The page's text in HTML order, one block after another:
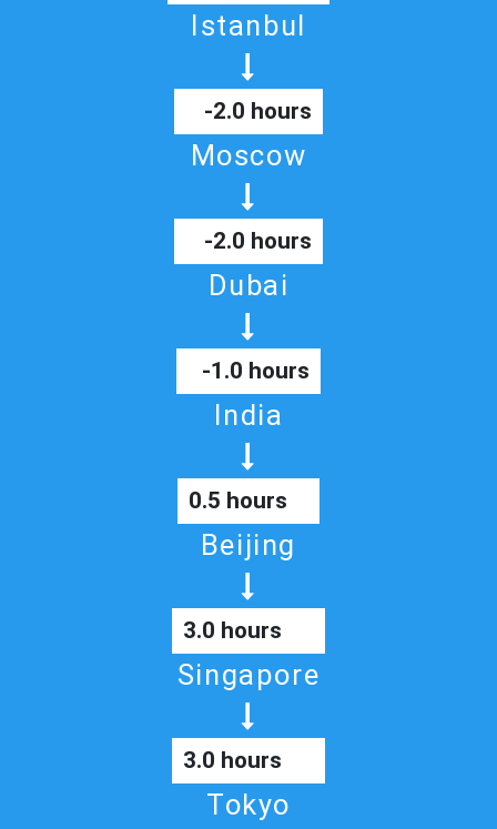
Istanbul
-2.0 hours
Moscow
-2.0 hours
Dubai
-1.0 hours
India
0.5 hours
Beijing
3.0 hours
Singapore
3.0 hours
Tokyo